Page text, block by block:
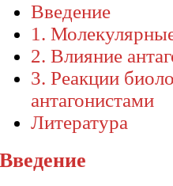
Введение
1.
2. Влияние
3. Реакции
антагонистами
Литература
Введение